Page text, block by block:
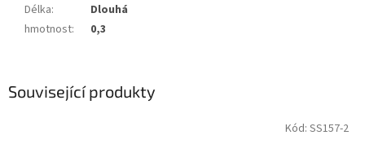
Související produkty
Kód: SS157-2
Délka:
Dlouhá
hmotnost: 0,3